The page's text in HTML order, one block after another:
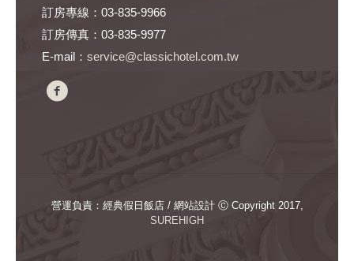
訂房專線：03-835-9966
訂房傳真：03-835-9977
E-mail： service@classichotel.com.tw
營運負責：經典假日飯店 / 網站設計 Ⓒ Copyright 2017,
SUREHIGH